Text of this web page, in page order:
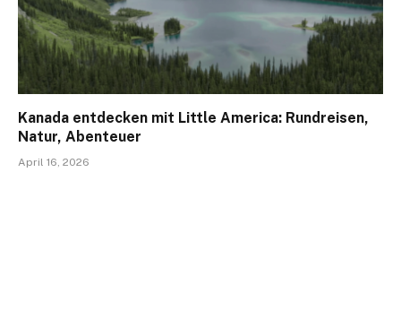
Kanada entdecken mit Little America: Rundreisen,
Natur, Abenteuer
April 16, 2026